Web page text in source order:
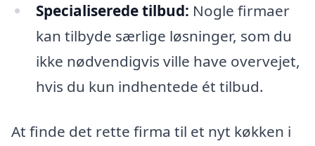
Specialiserede tilbud: Nogle firmaer
kan tilbyde særlige løsninger, som du
ikke nødvendigvis ville have overvejet,
hvis du kun indhentede ét tilbud.
At finde det rette firma til et nyt køkken i